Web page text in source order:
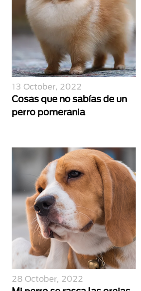
13 October, 2022
Cosas que no sabías de un
perro pomerania
28 October, 2022